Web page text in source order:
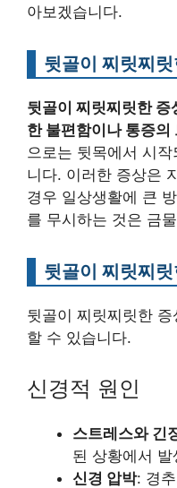
아보겠습니다.
뒷골이 찌릿찌
뒷골이 찌릿찌릿한 증
한 불편함이나 통증
으로는 뒷목에서 시
니다. 이러한 증상은
경우 일상생활에 큰
를 무시하는 것은 금
뒷골이 찌릿찌
뒷골이 찌릿찌릿한
할 수 있습니다.
신경적 원인
스트레스와 긴
된 상황에서 발
신경 압박: 경